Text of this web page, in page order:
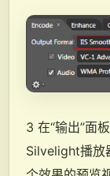
3 在“输出”面
Silvelight播放